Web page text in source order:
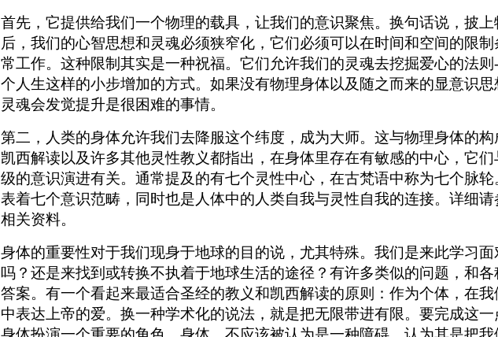
首先，它提供给我们一个物理的载具，让我们的意识聚焦。换句话说，披上
后，我们的心智思想和灵魂必须狭窄化，它们必须可以在时间和空间的限制
常工作。这种限制其实是一种祝福。它们允许我们的灵魂去挖掘爱心的法则
个人生这样的小步增加的方式。如果没有物理身体以及随之而来的显意识思
灵魂会发觉提升是很困难的事情。
第二，人类的身体允许我们去降服这个纬度，成为大师。这与物理身体的构
凯西解读以及许多其他灵性教义都指出，在身体里存在有敏感的中心，它们
级的意识演进有关。通常提及的有七个灵性中心，在古梵语中称为七个脉
表着七个意识范畴，同时也是人体中的人类自我与灵性自我的连接。详细
相关资料。
身体的重要性对于我们现身于地球的目的说，尤其特殊。我们是来此学习面
吗？还是来找到或转换不执着于地球生活的途径？有许多类似的问题，和各
答案。有一个看起来最适合圣经的教义和凯西解读的原则：作为个体，在我
中表达上帝的爱。换一种学术化的说法，就是把无限带进有限。要完成这一